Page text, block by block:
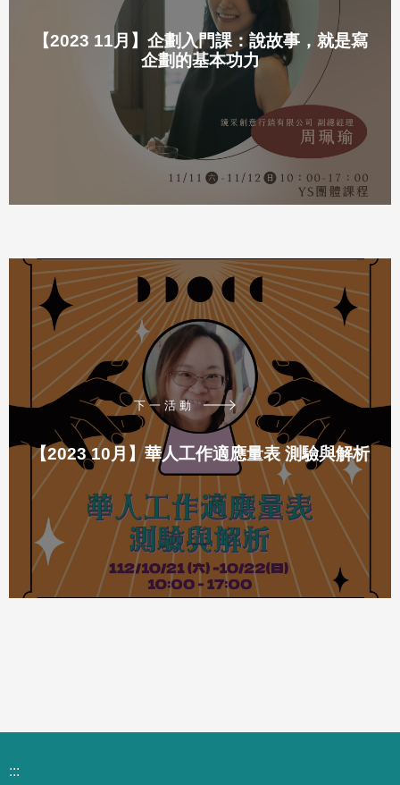
【2023 11月】企劃入門課：說故事，就是寫
企劃的基本功力
下一活動
【2023 10月】華人工作適應量表 測驗與解析
:::